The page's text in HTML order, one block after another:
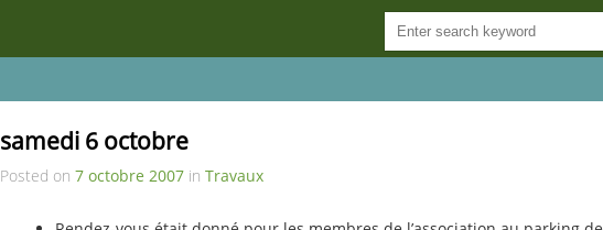
samedi 6 octobre
Posted on 7 octobre 2007 in Travaux